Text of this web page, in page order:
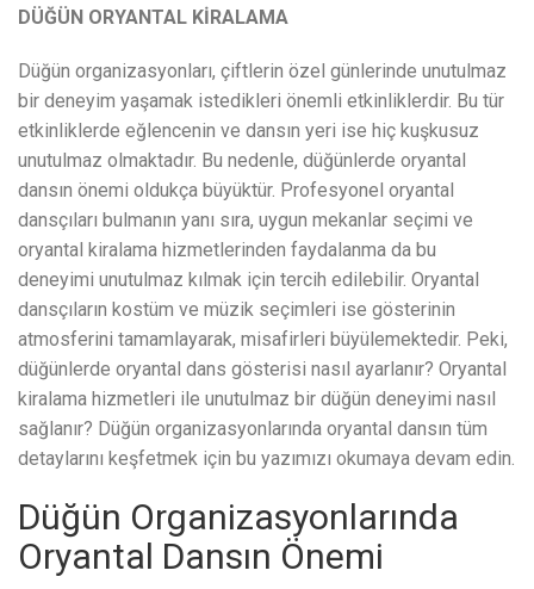
DÜĞÜN ORYANTAL KİRALAMA
Düğün organizasyonları, çiftlerin özel günlerinde unutulmaz
bir deneyim yaşamak istedikleri önemli etkinliklerdir. Bu tür
etkinliklerde eğlencenin ve dansın yeri ise hiç kuşkusuz
unutulmaz olmaktadır. Bu nedenle, düğünlerde oryantal
dansın önemi oldukça büyüktür. Profesyonel oryantal
dansçıları bulmanın yanı sıra, uygun mekanlar seçimi ve
oryantal kiralama hizmetlerinden faydalanma da bu
deneyimi unutulmaz kılmak için tercih edilebilir. Oryantal
dansçıların kostüm ve müzik seçimleri ise gösterinin
atmosferini tamamlayarak, misafirleri büyülemektedir. Peki,
düğünlerde oryantal dans gösterisi nasıl ayarlanır? Oryantal
kiralama hizmetleri ile unutulmaz bir düğün deneyimi nasıl
sağlanır? Düğün organizasyonlarında oryantal dansın tüm
detaylarını keşfetmek için bu yazımızı okumaya devam edin.
Düğün Organizasyonlarında
Oryantal Dansın Önemi